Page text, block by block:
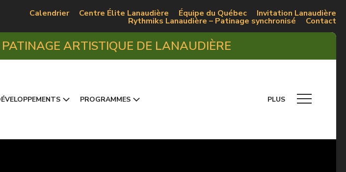
Calendrier Centre Élite Lanaudière Équipe du Québec Invitation Lanaudière
Rythmiks Lanaudière – Patinage synchronisé Contact
ARTISTIQUE DE LANAUDIÈRE
PROGRAMMES PLUS